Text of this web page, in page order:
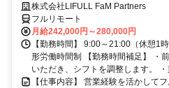
有 株式会社LIFULL FaM Partners
フルリモート
月給242,000円～280,000円
【勤務時間】 9:00～21:00（休憩1
形労働時間制 【勤務時間補足】 ・
いただき、シフトを調整します。
【仕事内容】 営業経験を活かして